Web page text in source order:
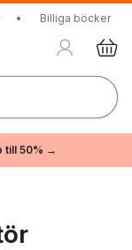
• Billiga böcker
till 50% →